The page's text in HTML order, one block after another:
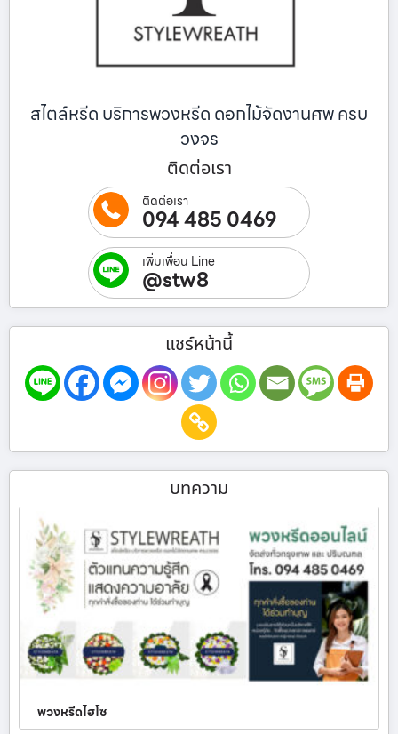
สไตล์หรีด บริการพวงหรีด ดอกไม้จัดงานศพ ครบ
วงจร
ติดต่อเรา
ติดต่อเรา
094 485 0469
เพิ่มเพื่อน Line
@stw8
แชร์หน้านี้
บทความ
พวงหรีดไฮโซ